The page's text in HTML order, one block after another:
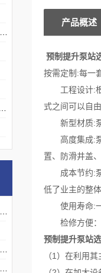
产品概述
预制提升泵站
按需定制:每一
工程设计:根
式之间可以自
新型材质:泵
高度集成:泵
置、防滑井盖
成本节约:泵
低了业主的整
使用寿命:一
检修方便：
预制提升泵站
（1）在利用